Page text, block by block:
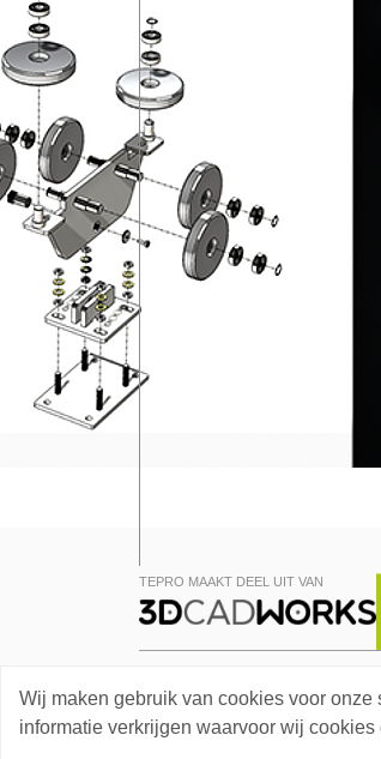
Wij maken gebruik van cookies voor
informatie verkrijgen waarvoor wij
TEPRO MAAKT DEEL UIT VAN